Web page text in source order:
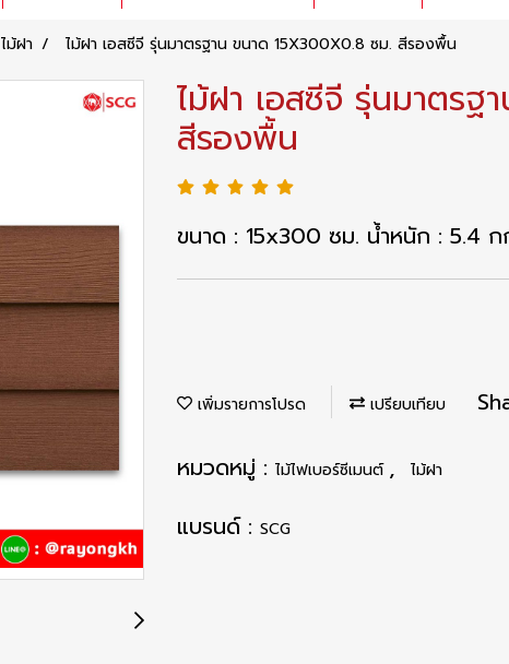
ไม้ฝา ไม้ฝา เอสซีจี รุ่นมาตรฐาน ขนาด 15X300X0.8 ซม. สีรองพื้น
ไม้ฝา เอสซีจี รุ่นมาตร
สีรองพื้น
ขนาด : 15x300 ซม. น้ำหนัก : 5.4 ก
เพิ่มรายการโปรด เปรียบเทียบ
หมวดหมู่ : ไม้ไฟเบอร์ซีเมนต์ , ไม้ฝา
แบรนด์ : SCG